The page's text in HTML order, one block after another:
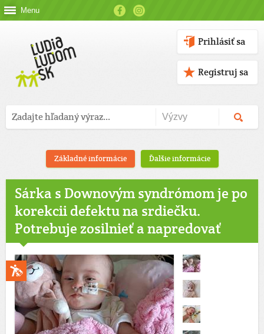
Menu
Prihlásiť sa
Registruj sa
Základné informácie Ďalšie informácie
Sárka s Downovým syndrómom je po
korekcii defektu na srdiečku.
Potrebuje zosilnieť a napredovať